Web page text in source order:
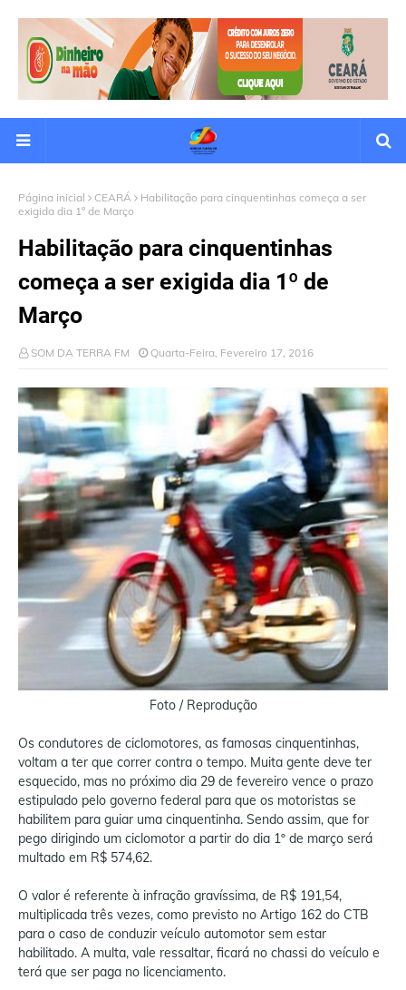
Página inicial CEARÁ
Habilitação para cinquentinhas começa a ser
exigida dia 1º de Março
Habilitação para cinquentinhas
começa a ser exigida dia 1º de
Março
SOM DA TERRA FM Quarta-Feira, Fevereiro 17, 2016
Foto / Reprodução
Os condutores de ciclomotores, as famosas cinquentinhas,
voltam a ter que correr contra o tempo. Muita gente deve ter
esquecido, mas no próximo dia 29 de fevereiro vence o prazo
estipulado pelo governo federal para que os motoristas se
habilitem para guiar uma cinquentinha. Sendo assim, que for
pego dirigindo um ciclomotor a partir do dia 1º de março será
multado em R$ 574,62.
O valor é referente à infração gravíssima, de R$ 191,54,
multiplicada três vezes, como previsto no Artigo 162 do CTB
para o caso de conduzir veículo automotor sem estar
habilitado. A multa, vale ressaltar, ficará no chassi do veículo e
terá que ser paga no licenciamento.